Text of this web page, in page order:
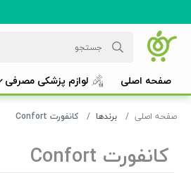
صفحه اصلی لوازم پزشکی مصرفی
صفحه اصلی برندها کانفورت Confort
کانفورت Confort